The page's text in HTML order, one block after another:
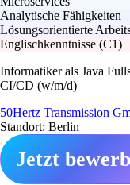
Analytische Fähigkeiten
Lösungsorientierte
Englischkenntnisse (C1)
Informatiker als Java
CI/CD (w/m/d)
50Hertz Transmission
Standort: Berlin
Jetzt